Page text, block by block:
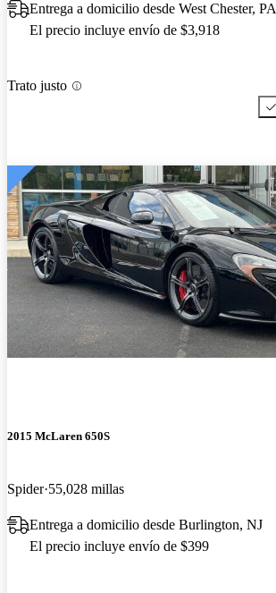
Entrega a domicilio desde West Chester, PA
El precio incluye envío de $3,918
Trato justo
2015 McLaren 650S
Spider 55,028 millas
Entrega a domicilio desde Burlington, NJ
El precio incluye envío de $399